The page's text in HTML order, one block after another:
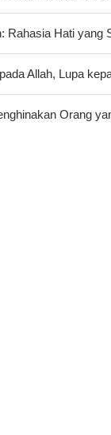
Rahasia Hati yang
Allah, Lupa
Orang